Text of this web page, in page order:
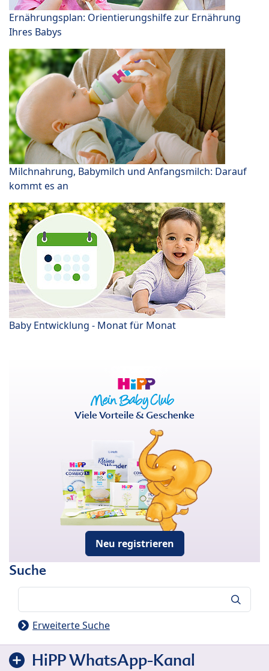
Ernährungsplan: Orientierungshilfe zur Ernährung
Ihres Babys
Milchnahrung, Babymilch und Anfangsmilch: Darauf
kommt es an
Baby Entwicklung - Monat für Monat
Viele Vorteile & Geschenke
Neu registrieren
Suche
Erweiterte Suche
HiPP WhatsApp-Kanal